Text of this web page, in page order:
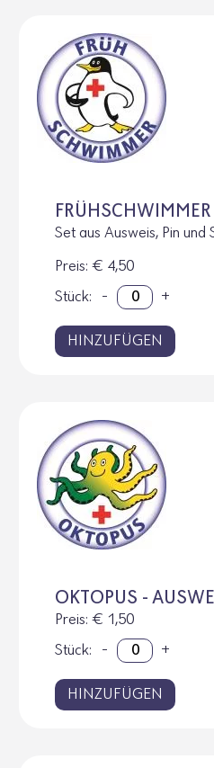
FRÜHSCHWIMMER
Set aus Ausweis, Pin und
Preis: € 4,50
Stück:
- +
HINZUFÜGEN
OKTOPUS -
Preis: € 1,50
Stück:
- +
HINZUFÜGEN